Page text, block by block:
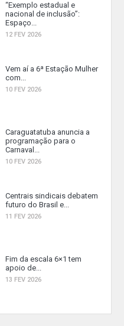
“Exemplo estadual e
nacional de inclusão”:
Espaço...
12 FEV 2026
Vem aí a 6ª Estação Mulher
com...
10 FEV 2026
Caraguatatuba anuncia a
programação para o
Carnaval...
10 FEV 2026
Centrais sindicais debatem
futuro do Brasil e...
11 FEV 2026
Fim da escala 6×1 tem
apoio de...
13 FEV 2026